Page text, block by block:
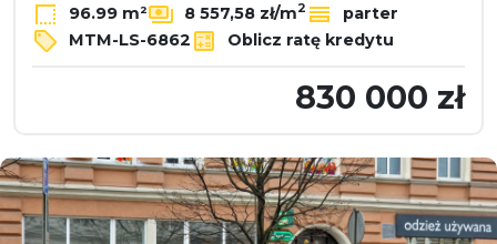
96.99 m² 8 557,58 zł/m2
parter
MTM-LS-6862
Oblicz ratę kredytu
830 000 zł